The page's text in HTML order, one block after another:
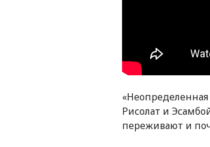
Рисолат и
переживают и